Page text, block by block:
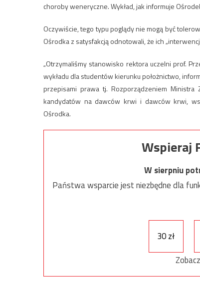
choroby weneryczne. Wykład, jak informuje
Oczywiście, tego typu poglądy nie mogą być
Ośrodka z satysfakcją odnotowali, że ich
„Otrzymaliśmy stanowisko rektora uczelni prof.
wykładu dla studentów kierunku położnictwo,
przepisami prawa tj. Rozporządzeniem
kandydatów na dawców krwi i dawców krwi,
Ośrodka.
Wspieraj
W sierpniu
Państwa wsparcie jest niezbędne dla
30 zł